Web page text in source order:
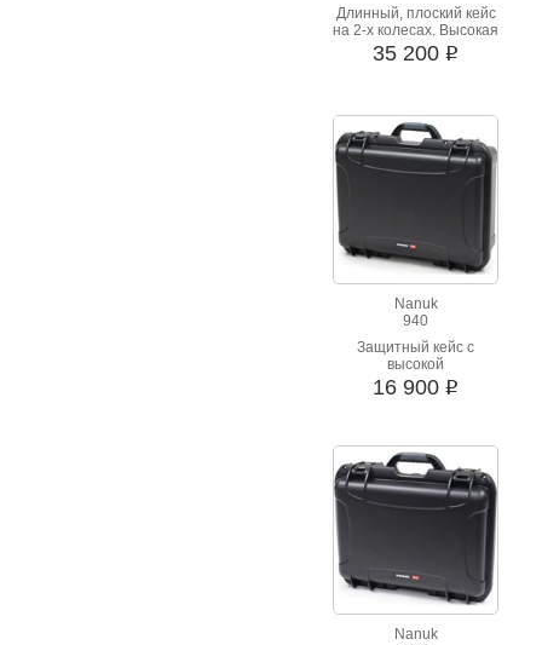
Длинный, плоский кейс
на 2-х колесах. Высокая
стойкость к ударным
нагрузкам
35 200 i
Nanuk
940
Защитный кейс с
высокой
ударопрочностью.
Водонепроницаемый,
цвета.
16 900 i
Nanuk